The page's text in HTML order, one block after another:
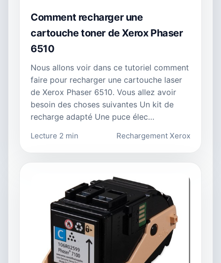
Comment recharger une
cartouche toner de Xerox Phaser
6510
Nous allons voir dans ce tutoriel comment
faire pour recharger une cartouche laser
de Xerox Phaser 6510. Vous allez avoir
besoin des choses suivantes Un kit de
recharge adapté Une puce élec…
Lecture 2 min Rechargement Xerox